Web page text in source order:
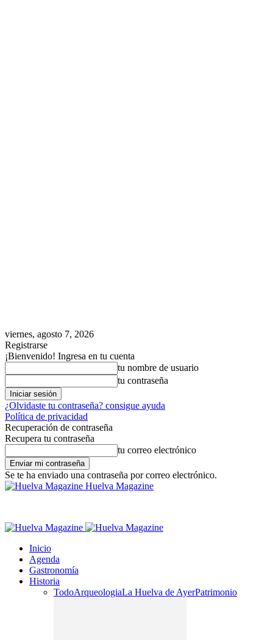
viernes, agosto 7, 2026
Registrarse
¡Bienvenido! Ingresa en tu cuenta
tu nombre de usuario
tu contraseña
¿Olvidaste tu contraseña? consigue ayuda
Política de privacidad
Recuperación de contraseña
Recupera tu contraseña
tu correo electrónico
Se te ha enviado una contraseña por correo electrónico.
Huelva Magazine
Inicio
Agenda
Gastronomía
Historia
TodoArqueologiaLa Huelva de AyerPatrimonio